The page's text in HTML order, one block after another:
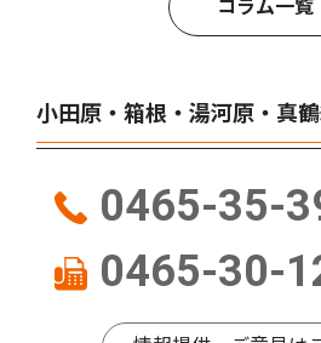
コラム一覧
小田原・箱根・湯河原・真
0465-35-
0465-30-